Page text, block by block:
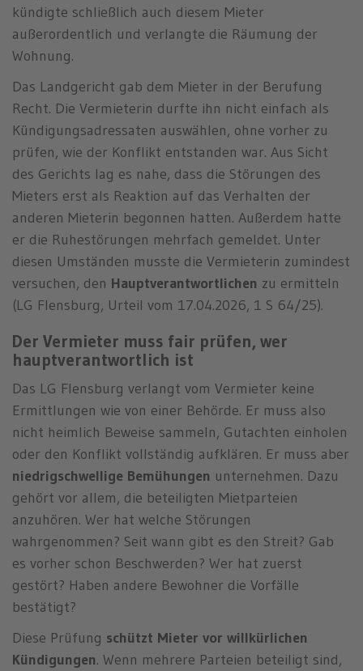
kündigte schließlich auch diesem Mieter
außerordentlich und verlangte die Räumung der
Wohnung.
Das Landgericht gab dem Mieter in der Berufung
Recht. Die Vermieterin durfte ihn nicht einfach als
Kündigungsadressaten auswählen, ohne vorher zu
prüfen, wie der Konflikt entstanden war. Aus Sicht
des Gerichts lag es nahe, dass die Störungen des
Mieters erst als Reaktion auf das Verhalten der
anderen Mieterin begonnen hatten. Außerdem hatte
er die Ruhestörungen mehrfach gemeldet. Unter
diesen Umständen musste die Vermieterin zumindest
versuchen, den Hauptverantwortlichen zu ermitteln
(LG Flensburg, Urteil vom 17.04.2026, 1 S 64/25).
Der Vermieter muss fair prüfen, wer
hauptverantwortlich ist
Das LG Flensburg verlangt vom Vermieter keine
Ermittlungen wie von einer Behörde. Er muss also
nicht heimlich Beweise sammeln, Gutachten einholen
oder den Konflikt vollständig aufklären. Er muss aber
niedrigschwellige Bemühungen unternehmen. Dazu
gehört vor allem, die beteiligten Mietparteien
anzuhören. Wer hat welche Störungen
wahrgenommen? Seit wann gibt es den Streit? Gab
es vorher schon Beschwerden? Wer hat zuerst
gestört? Haben andere Bewohner die Vorfälle
bestätigt?
Diese Prüfung schützt Mieter vor willkürlichen
Kündigungen. Wenn mehrere Parteien beteiligt sind,